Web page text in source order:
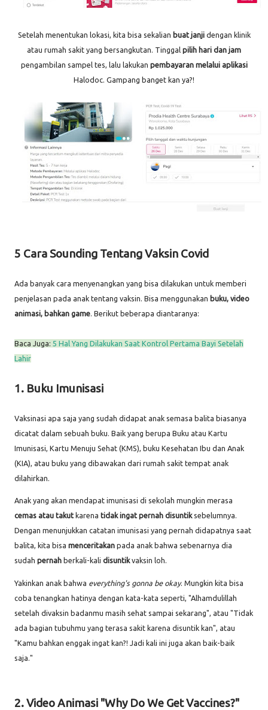
Setelah menentukan lokasi, kita bisa sekalian buat janji dengan klinik
atau rumah sakit yang bersangkutan. Tinggal pilih hari dan jam
pengambilan sampel tes, lalu lakukan pembayaran melalui aplikasi
Halodoc. Gampang banget kan ya?!
5 Cara Sounding Tentang Vaksin Covid
Ada banyak cara menyenangkan yang bisa dilakukan untuk memberi
penjelasan pada anak tentang vaksin. Bisa menggunakan buku, video
animasi, bahkan game . Berikut beberapa diantaranya:
Baca Juga: 5 Hal Yang Dilakukan Saat Kontrol Pertama Bayi Setelah
Lahir
1. Buku Imunisasi
Vaksinasi apa saja yang sudah didapat anak semasa balita biasanya
dicatat dalam sebuah buku. Baik yang berupa Buku atau Kartu
Imunisasi, Kartu Menuju Sehat (KMS), buku Kesehatan Ibu dan Anak
(KIA), atau buku yang dibawakan dari rumah sakit tempat anak
dilahirkan.
Anak yang akan mendapat imunisasi di sekolah mungkin merasa
cemas atau takut karena tidak ingat pernah disuntiksebelumnya.
Dengan menunjukkan catatan imunisasi yang pernah didapatnya saat
balita, kita bisa menceritakan pada anak bahwa sebenarnya dia
sudah pernah berkali-kali disuntikvaksin loh.
Yakinkan anak bahwa everything's gonna be okay. Mungkin kita bisa
coba tenangkan hatinya dengan kata-kata seperti, "Alhamdulillah
setelah divaksin badanmu masih sehat sampai sekarang", atau "Tidak
ada bagian tubuhmu yang terasa sakit karena disuntik kan", atau
"Kamu bahkan enggak ingat kan?! Jadi kali ini juga akan baik-baik
saja."
2. Video Animasi "Why Do We Get Vaccines?"